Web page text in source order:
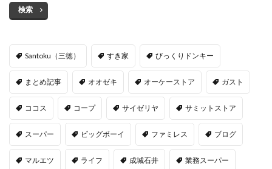
検索
Santoku（三徳） すき家 びっくりドンキー
まとめ記事 オオゼキ オーケーストア ガスト
ココス コープ サイゼリヤ サミットストア
スーパー ビッグボーイ ファミレス ブログ
マルエツ ライフ 成城石井 業務スーパー